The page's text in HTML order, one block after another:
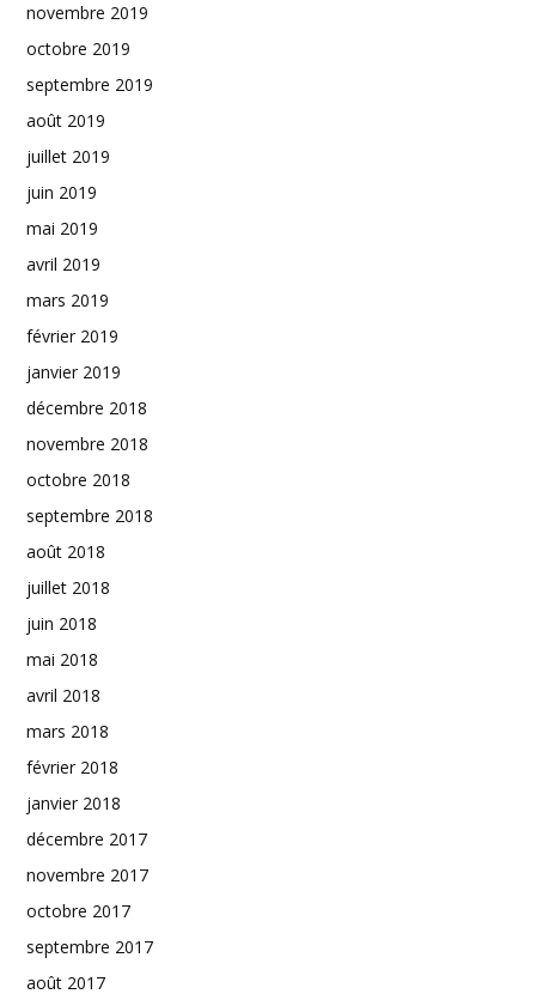
novembre 2019
octobre 2019
septembre 2019
août 2019
juillet 2019
juin 2019
mai 2019
avril 2019
mars 2019
février 2019
janvier 2019
décembre 2018
novembre 2018
octobre 2018
septembre 2018
août 2018
juillet 2018
juin 2018
mai 2018
avril 2018
mars 2018
février 2018
janvier 2018
décembre 2017
novembre 2017
octobre 2017
septembre 2017
août 2017